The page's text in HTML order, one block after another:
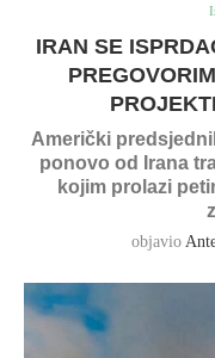
IRAN SE
Američki
ponovo od Irana
kojim prolazi
objavio